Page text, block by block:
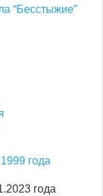
“Бесстыжие”
года
года